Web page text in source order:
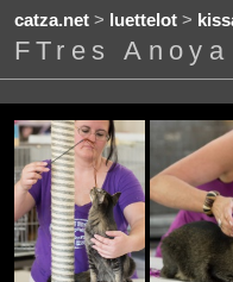
catza.net> luettelot>
FTres